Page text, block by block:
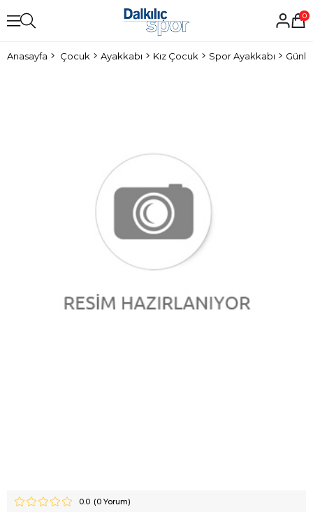
0
Anasayfa Çocuk Ayakkabı Kız Çocuk Spor Ayakkabı
0.0 (0Yorum)